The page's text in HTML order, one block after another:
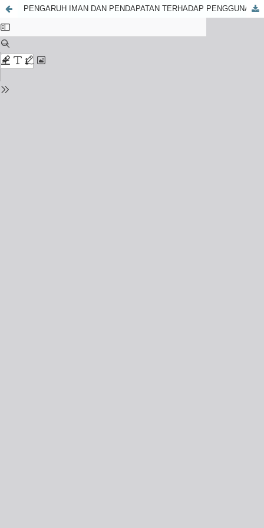
PENGARUH IMAN DAN PENDAPATAN TERHADAP PENGGUNAAN UANG ELEKTRONIK